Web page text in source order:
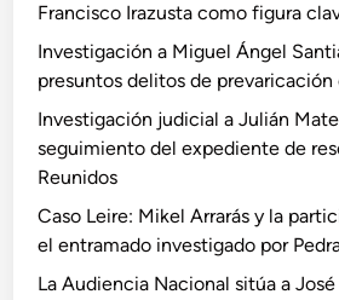
Francisco Irazusta como figura
Investigación a Miguel Ángel
presuntos delitos de prevaricación
Investigación judicial a Julián
seguimiento del expediente de
Reunidos
Caso Leire: Mikel Arrarás y la
el entramado investigado por
La Audiencia Nacional sitúa a